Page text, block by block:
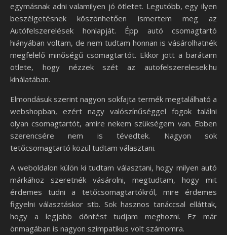
egymásnak adni valamilyen jó ötletet. Legutóbb, egy ilyen
beszélgetésnek köszönhetően ismertem meg az
Autófelszerelések honlapját. Épp autó csomagtartó
hiányában voltam, de nem tudtam honnan is vásárolhatnék
megfelelő minőségű csomagtartót. Ekkor jött a barátaim
ötlete, hogy nézzek szét az autofelszerelesek.hu
kínálatában.
Elmondásuk szerint nagyon sokfajta termék megtalálható a
webshopban, ezért nagy valószínűséggel fogok találni
olyan csomagtartót, amire nekem szükségem van. Ebben
szerencsére nem is tévedtek. Nagyon sok
tetőcsomagtartó közül tudtam választani.
A weboldalon külön ki tudtam választani, hogy milyen autó
márkához szeretnék vásárolni, megtudtam, hogy mit
érdemes tudni a tetőcsomagtartókról, mire érdemes
figyelni választáskor stb. Sok hasznos tanáccsal elláttak,
hogy a legjobb döntést tudjam meghozni. Ez már
önmagában is nagyon szimpatikus volt számomra.